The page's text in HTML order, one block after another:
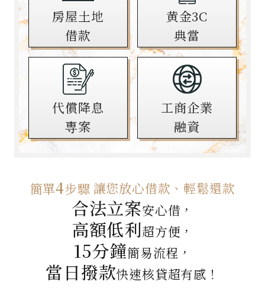
房屋土地
借款
黄金3C
典當
代償降息
専案
工商企業
融資
簡單4步驟 讓您放心借款、輕鬆還款
合法立案安心借，
高額低利超方便，
15分鐘簡易流程，
當日撥款快速核貸超有感！